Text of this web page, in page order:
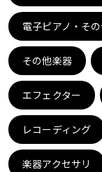
管楽器
アンプ
DJ機器
DTM オン
電子ピアノ・そ
その他楽器
エフェクター
レコーディング
楽器アクセサリ